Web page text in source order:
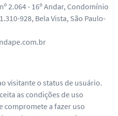
2.064 - 16º Andar, Condomínio
928, Bela Vista, São Paulo-
visitante o status de usuário.
as condições de uso
compromete a fazer uso